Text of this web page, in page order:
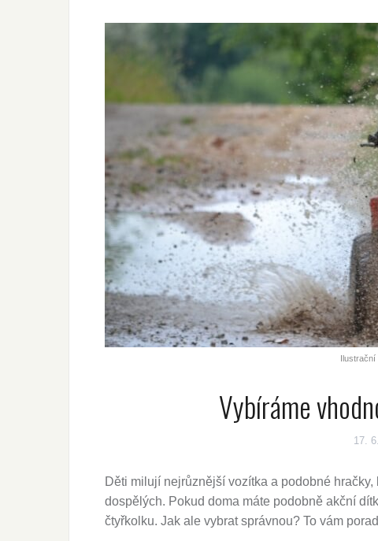
Ilustrační
Vybíráme
17.
Děti milují nejrůznější vozítka a podobné
dospělých. Pokud doma máte podobně akční
čtyřkolku. Jak ale vybrat správnou? To vám